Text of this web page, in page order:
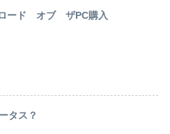
ード オブ ザPC購入
タス？